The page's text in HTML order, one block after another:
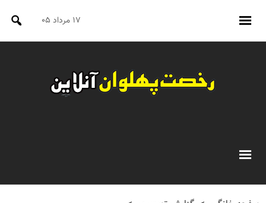
۱۷ مرداد ۰۵